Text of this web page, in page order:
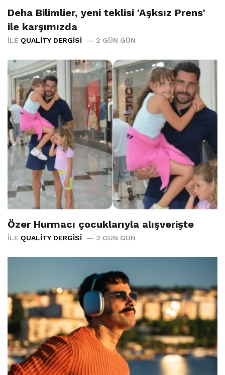
Deha Bilimlier, yeni teklisi 'Aşksız Prens'
ile karşımızda
İLE QUALITY DERGISI 2 GÜN GÜN
Özer Hurmacı çocuklarıyla alışverişte
İLE QUALITY DERGISI 2 GÜN GÜN